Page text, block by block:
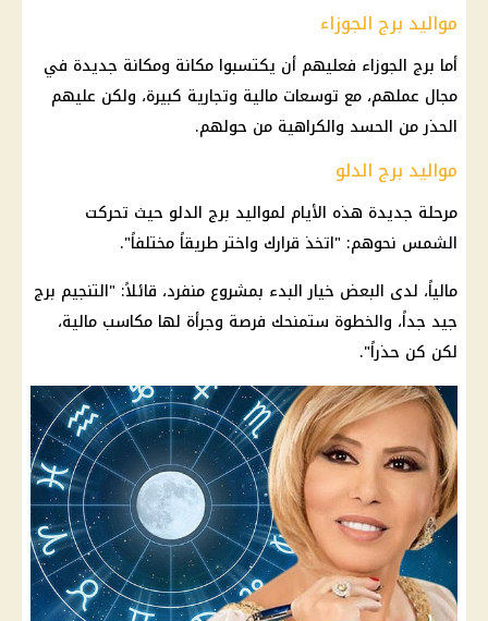
مواليد برج الجوزاء
أما برج الجوزاء فعليهم أن يكتسبوا مكانة ومكانة جديدة في
مجال عملهم، مع توسعات مالية وتجارية كبيرة، ولكن عليهم
الحذر من الحسد والكراهية من حولهم.
مواليد برج الدلو
مرحلة جديدة هذه الأيام لمواليد برج الدلو حيث تحركت
الشمس نحوهم: "اتخذ قرارك واختر طريقاً مختلفاً".
مالياً، لدى البعض خيار البدء بمشروع منفرد، قائلاً: "التنجيم برج
جيد جداً، والخطوة ستمنحك فرصة وجرأة لها مكاسب مالية،
لكن كن حذراً".